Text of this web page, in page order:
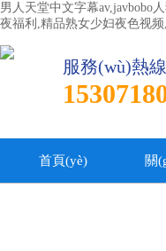
男人天堂中文字幕av,javbobo
夜福利,精品熟女少妇夜色视
服務(wù)熱線
首頁(yè) 關